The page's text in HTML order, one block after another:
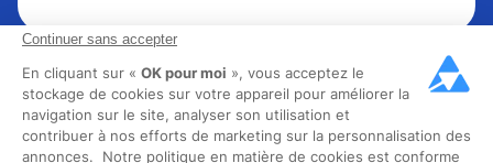
Continuer sans accepter
En cliquant sur « OK pour moi », vous acceptez le
stockage de cookies sur votre appareil pour améliorer la
navigation sur le site, analyser son utilisation et
contribuer à nos efforts de marketing sur la personnalisation des
annonces. Notre politique en matière de cookies est conforme
Quable est la solution de gestion de l’information Produit
PIM pour les marques et fabricants en quête de croissance.
Groupe Rocher, Mitsubishi Electric, Escada, Berluti, Delsey,
North Sails, Liberated Brands, MCO Regent et plus de 300
grandes marques à travers 85 pays ont choisi Quable PIM